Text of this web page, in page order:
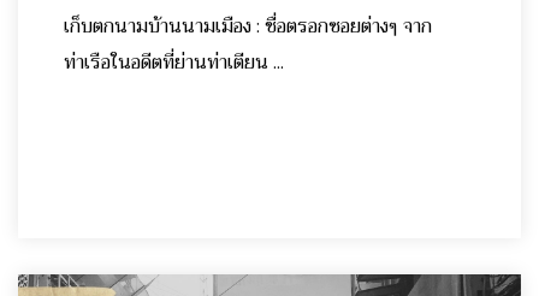
เก็บตกนามบ้านนามเมือง : ชื่อตรอกซอยต่างๆ จาก
ท่าเรือในอดีตที่ย่านท่าเตียน ...